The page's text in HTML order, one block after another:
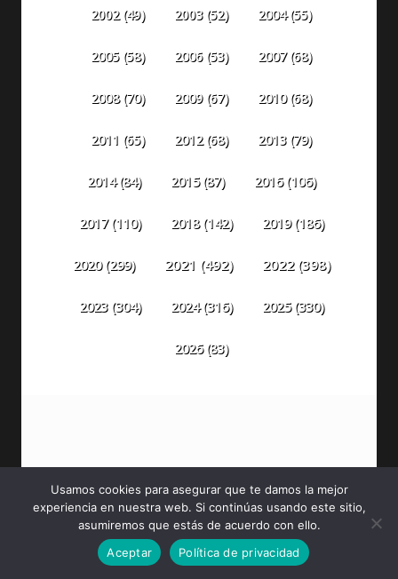
2002(49) 2003(52) 2004(55)
2005(58) 2006(53) 2007(68)
2008(70) 2009(67) 2010(68)
2011 (65) 2012(68) 2013(79)
2014(84) 2015(87) 2016(106)
2017(110) 2018(142) 2019(186)
2020(299) 2021 (492) 2022(398)
2023(304) 2024(316) 2025(330)
2026(83)
PELÍCULAS DE MARVEL
SPIDER-MAN: UN NUEVO DÍA [2026] (Spider-Man:
Brand New Day) [HDTV, Latino]
Usamos cookies para asegurar que te damos la mejor
experiencia en nuestra web. Si continúas usando este sitio,
asumiremos que estás de acuerdo con ello.
Aceptar
Política de privacidad